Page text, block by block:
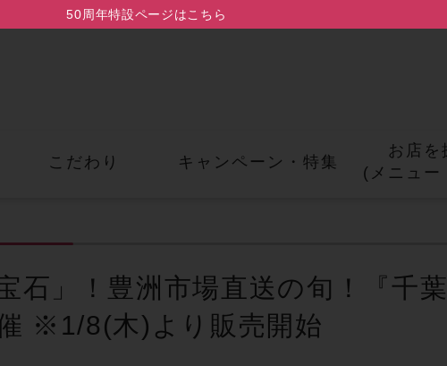
50周年特設ページはこちら
こだわり キャンペーン・ 特集
お店を
(メニュー
石」！豊洲市場直送の旬！『千
※1/8(木)より販売開始